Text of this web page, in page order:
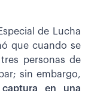
de Lucha
que cuando se
personas de
sin embargo,
en una